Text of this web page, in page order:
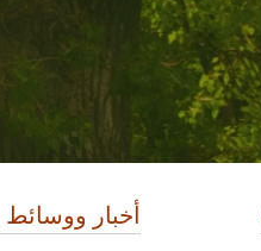
أخبار ووسائط